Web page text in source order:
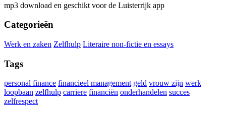
mp3 download en geschikt voor de Luisterrijk app
Categorieën
Werk en zaken Zelfhulp Literaire non-fictie en essays
Tags
personal finance financieel management geld vrouw zijn werk
loopbaan zelfhulp carriere financiën onderhandelen succes
zelfrespect